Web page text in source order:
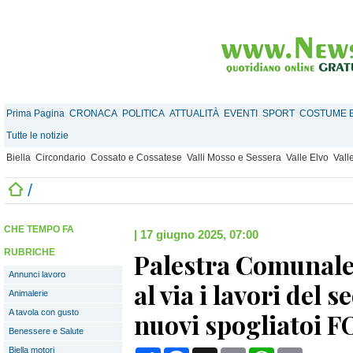
Prima Pagina CRONACA POLITICA ATTUALITÀ EVENTI SPORT COSTUME
Tutte le notizie
Biella Circondario Cossato e Cossatese Valli Mosso e Sessera Valle Elvo
/
CHE TEMPO FA
RUBRICHE
Annunci lavoro
Animalerie
A tavola con gusto
Benessere e Salute
Biella motori
| 17 giugno 2025, 07:00
Palestra
al via i lavori del
nuovi spogliatoi